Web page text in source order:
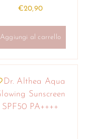
€20,90
Aggiungi al carrello